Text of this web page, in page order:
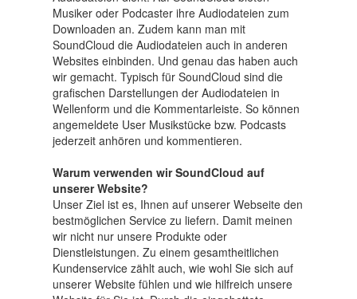
Musiker oder Podcaster ihre Audiodateien zum
Downloaden an. Zudem kann man mit
SoundCloud die Audiodateien auch in anderen
Websites einbinden. Und genau das haben auch
wir gemacht. Typisch für SoundCloud sind die
grafischen Darstellungen der Audiodateien in
Wellenform und die Kommentarleiste. So können
angemeldete User Musikstücke bzw. Podcasts
jederzeit anhören und kommentieren.
Warum verwenden wir SoundCloud auf
unserer Website?
Unser Ziel ist es, Ihnen auf unserer Webseite den
bestmöglichen Service zu liefern. Damit meinen
wir nicht nur unsere Produkte oder
Dienstleistungen. Zu einem gesamtheitlichen
Kundenservice zählt auch, wie wohl Sie sich auf
unserer Website fühlen und wie hilfreich unsere